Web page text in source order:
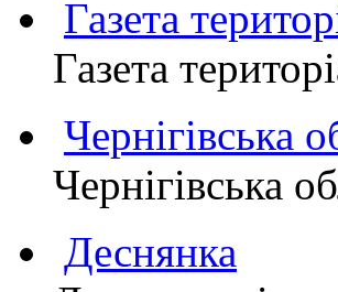
Газета
Газета
Чернігівська
Чернігівська
Деснянка